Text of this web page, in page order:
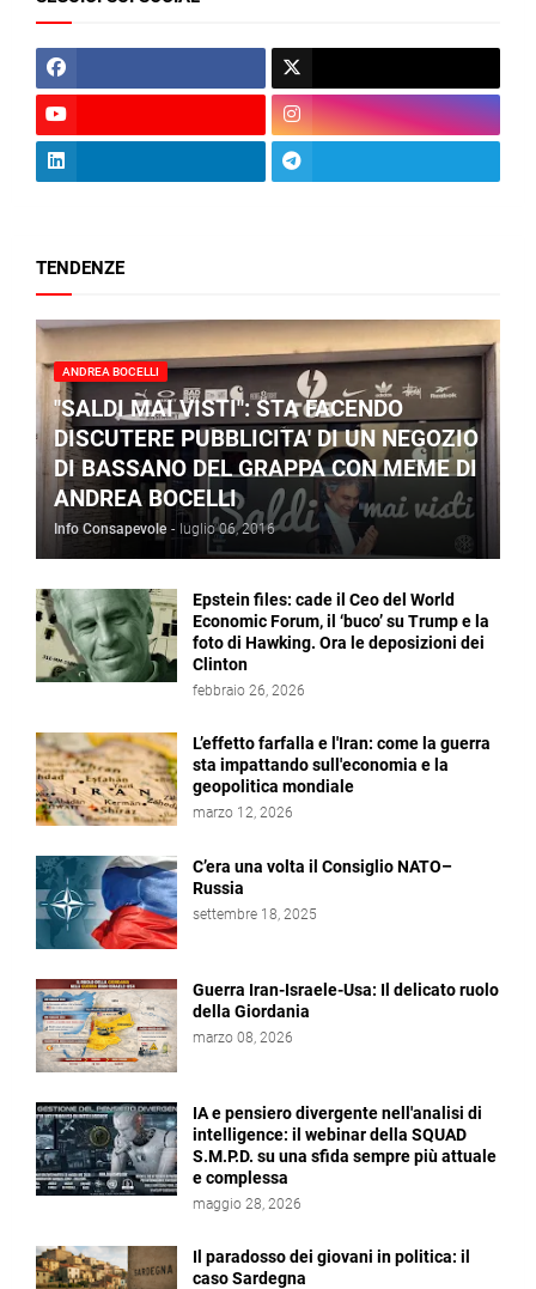
TENDENZE
ANDREA BOCELLI
"SALDI MAI VISTI": STA FACENDO
DISCUTERE PUBBLICITA' DI UN NEGOZIO
DI BASSANO DEL GRAPPA CON MEME DI
ANDREA BOCELLI
Info Consapevole - luglio 06, 2016
Epstein files: cade il Ceo del World
Economic Forum, il ‘buco’ su Trump e la
foto di Hawking. Ora le deposizioni dei
Clinton
febbraio 26, 2026
L’effetto farfalla e l'Iran: come la guerra
sta impattando sull'economia e la
geopolitica mondiale
marzo 12, 2026
C’era una volta il Consiglio NATO–
Russia
settembre 18, 2025
Guerra Iran-Israele-Usa: Il delicato ruolo
della Giordania
marzo 08, 2026
IA e pensiero divergente nell'analisi di
intelligence: il webinar della SQUAD
S.M.P.D. su una sfida sempre più attuale
e complessa
maggio 28, 2026
Il paradosso dei giovani in politica: il
caso Sardegna